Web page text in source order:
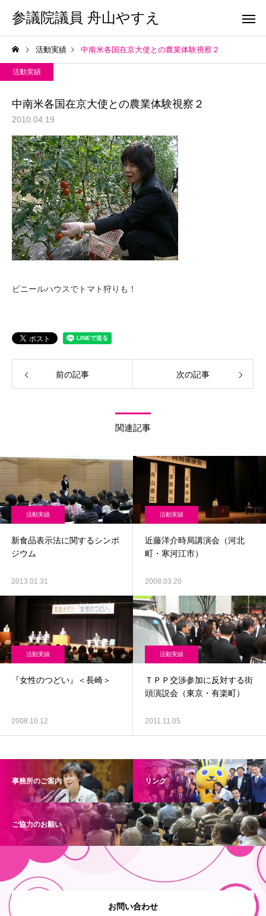
参議院議員 舟山やすえ
活動実績 中南米各国在京大使との農業体験視察２
活動実績
中南米各国在京大使との農業体験視察２
2010.04.19
ビニールハウスでトマト狩りも！
前の記事 次の記事
関連記事
活動実績
新食品表示法に関するシンポ
ジウム
2013.01.31
活動実績
近藤洋介時局講演会（河北
町・寒河江市）
2008.03.20
活動実績
『女性のつどい』＜長崎＞
2008.10.12
活動実績
ＴＰＰ交渉参加に反対する街
頭演説会（東京・有楽町）
2011.11.05
事務所のご案内 リンク
ご協力のお願い
お問い合わせ